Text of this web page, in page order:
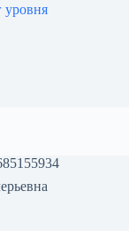
уровня